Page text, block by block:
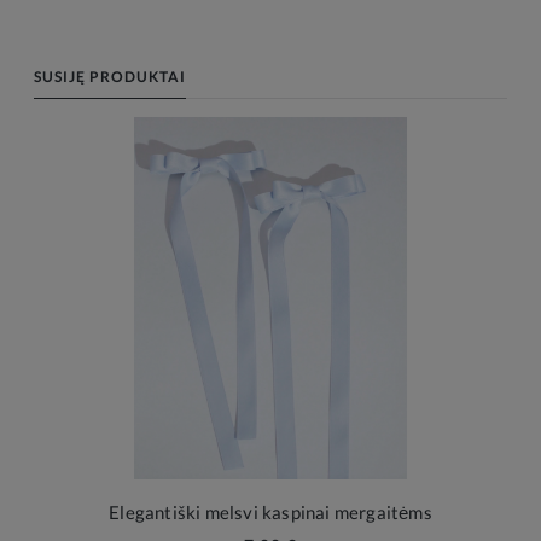
SUSIJĘ PRODUKTAI
Elegantiški melsvi kaspinai mergaitėms